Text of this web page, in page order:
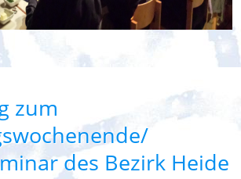
zum
des Bezirk Heide